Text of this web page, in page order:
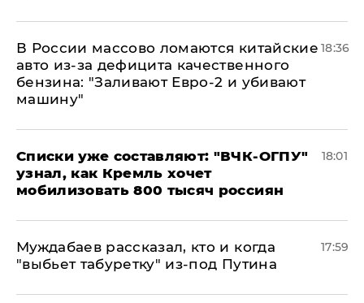
В России массово ломаются китайские
авто из-за дефицита качественного
бензина: "Заливают Евро-2 и убивают
машину"
18:36
Списки уже составляют: "ВЧК-ОГПУ"
узнал, как Кремль хочет
мобилизовать 800 тысяч россиян
18:01
Муждабаев рассказал, кто и когда
"выбьет табуретку" из-под Путина
17:59